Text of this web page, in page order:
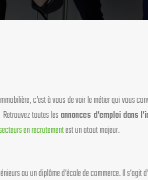
c’est à vous de voir le métier qui vous
toutes les annonces d’emploi dans
en recrutementest un atout majeur.
ou un diplôme d’école de commerce. Il